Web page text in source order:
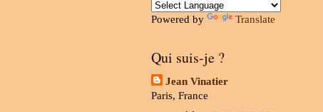
Powered by Translate
Qui suis-je ?
Jean Vinatier
Paris, France